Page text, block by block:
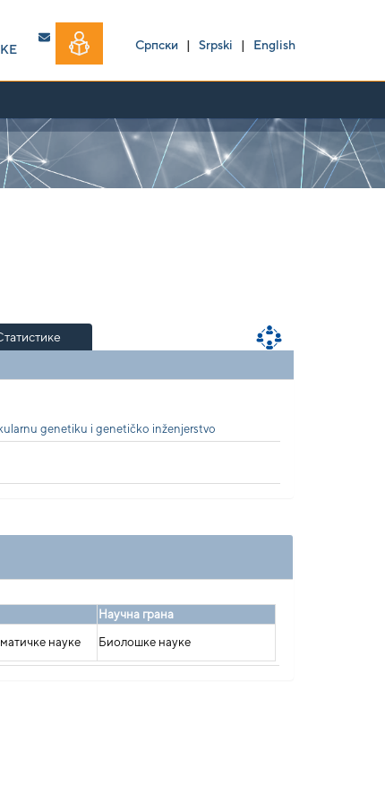
Српски |Srpski | English
genetiku i genetičko inženjerstvo
Научна грана
науке Биолошке науке